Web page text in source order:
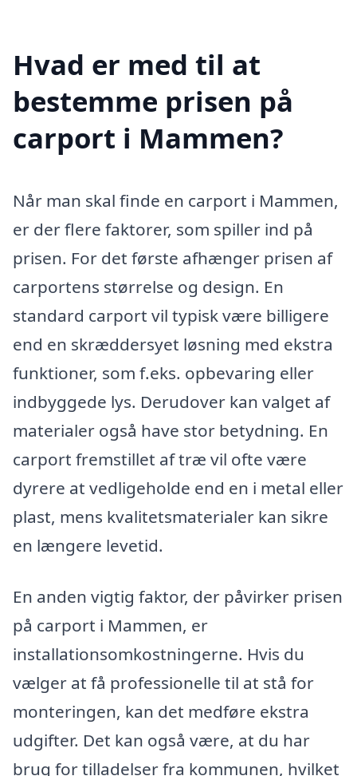
Hvad er med til at
bestemme prisen på
carport i Mammen?
Når man skal finde en carport i Mammen,
er der flere faktorer, som spiller ind på
prisen. For det første afhænger prisen af
carportens størrelse og design. En
standard carport vil typisk være billigere
end en skræddersyet løsning med ekstra
funktioner, som f.eks. opbevaring eller
indbyggede lys. Derudover kan valget af
materialer også have stor betydning. En
carport fremstillet af træ vil ofte være
dyrere at vedligeholde end en i metal eller
plast, mens kvalitetsmaterialer kan sikre
en længere levetid.
En anden vigtig faktor, der påvirker prisen
på carport i Mammen, er
installationsomkostningerne. Hvis du
vælger at få professionelle til at stå for
monteringen, kan det medføre ekstra
udgifter. Det kan også være, at du har
brug for tilladelser fra kommunen, hvilket